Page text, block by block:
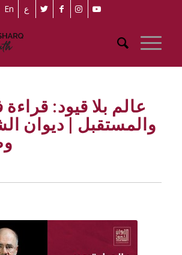
En ع
عالم بلا قيود:
والمستقبل | ديوان